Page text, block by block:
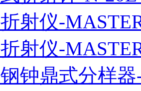
射仪-
射仪-
钟鼎式分样